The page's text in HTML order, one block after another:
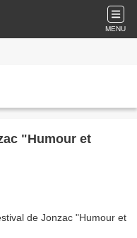
MENU
"Humour et